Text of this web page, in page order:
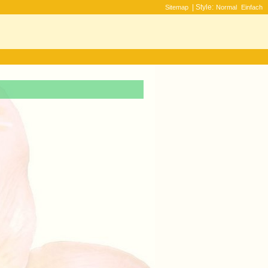
Sitemap | Style: Normal Einfach